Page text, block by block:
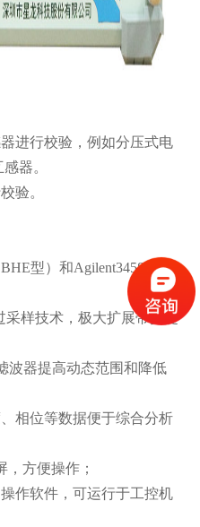
进行校验，例如分压式电
器。
验。
型）和Agilent3458A数
采样技术，极大扩展带宽提
波器提高动态范围和降低
相位等数据便于综合分析
，方便操作；
作软件，可运行于工控机